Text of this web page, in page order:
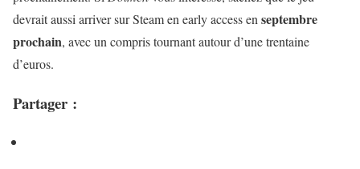
devrait aussi arriver sur Steam en early access en septembre
prochain, avec un compris tournant autour d’une trentaine
d’euros.
Partager :